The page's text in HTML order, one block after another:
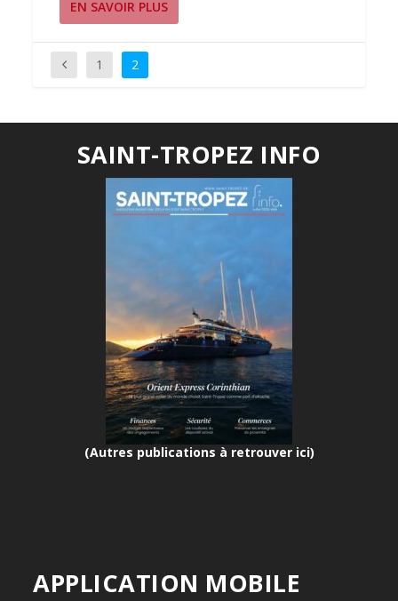
EN SAVOIR PLUS
1 2
SAINT-TROPEZ INFO
(Autres publications à retrouver ici)
APPLICATION MOBILE